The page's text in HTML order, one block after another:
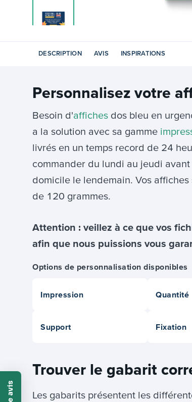
DESCRIPTION AVIS INSPIRATIONS
Personnalisez votre
Besoin d'affiches dos bleu en
a la solution avec sa gamme
livrés en un temps record de 24
commander du lundi au jeudi
domicile le lendemain. Vos
de 120 grammes.
Attention : veillez à ce que vos
afin que nous puissions vous
Options de personnalisation disponibles
Impression Quantité
Support Fixation
Trouver le gabarit
Les gabarits présentent les